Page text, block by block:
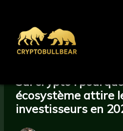
Sui crypto :
écosystème attire
investisseurs en